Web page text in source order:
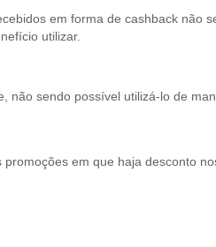
em forma de cashback não
utilizar.
não sendo possível utilizá-lo de
em que haja desconto